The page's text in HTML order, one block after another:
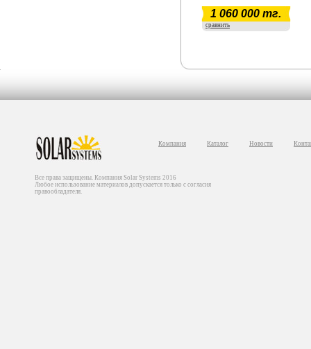
эксплуатации энергосистемы-
круглосуточный, запас энергии на 24
полном отсутствии солнца.
1 060 000 тг.
сравнить
Компания Каталог Новости
Все права защищены. Компания Solar Systems 2016
Любое использование материалов допускается только с согласия
правообладателя.